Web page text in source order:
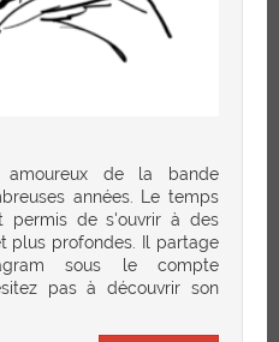
amoureux de la bande
années. Le temps
permis de s'ouvrir à des
plus profondes. Il partage
sous le compte
pas à découvrir son